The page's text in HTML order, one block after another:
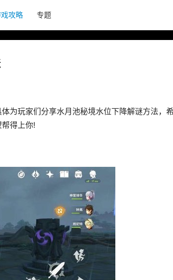
攻略 专题
为玩家们分享水月池秘境水位下降解谜方法，
得上你!